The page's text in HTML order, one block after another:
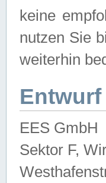
keine
nutzen Sie
weiterhin
EES GmbH
Sektor F,